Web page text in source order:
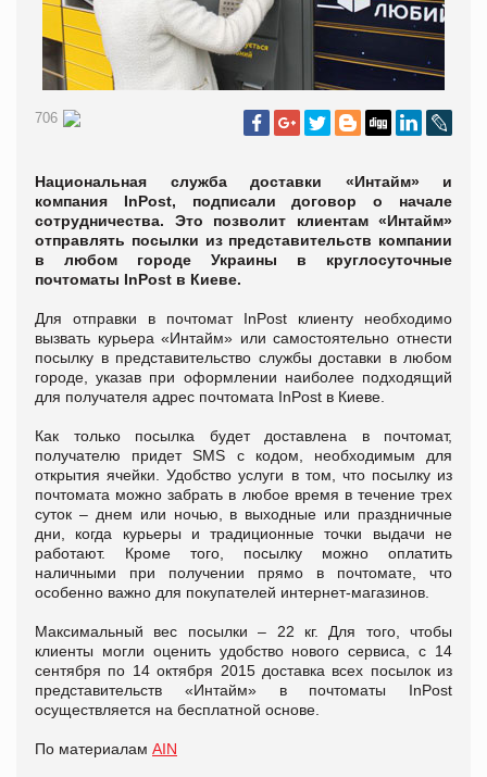
706
Национальная служба доставки «Интайм» и
компания InPost, подписали договор о начале
сотрудничества. Это позволит клиентам «Интайм»
отправлять посылки из представительств компании
в любом городе Украины в круглосуточные
почтоматы InPost в Киеве.
Для отправки в почтомат InPost клиенту необходимо
вызвать курьера «Интайм» или самостоятельно отнести
посылку в представительство службы доставки в любом
городе, указав при оформлении наиболее подходящий
для получателя адрес почтомата InPost в Киеве.
Как только посылка будет доставлена в почтомат,
получателю придет SMS с кодом, необходимым для
открытия ячейки. Удобство услуги в том, что посылку из
почтомата можно забрать в любое время в течение трех
суток – днем или ночью, в выходные или праздничные
дни, когда курьеры и традиционные точки выдачи не
работают. Кроме того, посылку можно оплатить
наличными при получении прямо в почтомате, что
особенно важно для покупателей интернет-магазинов.
Максимальный вес посылки – 22 кг. Для того, чтобы
клиенты могли оценить удобство нового сервиса, с 14
сентября по 14 октября 2015 доставка всех посылок из
представительств «Интайм» в почтоматы InPost
осуществляется на бесплатной основе.
По материалам AIN